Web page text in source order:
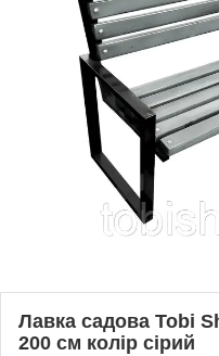
Лавка садова Tobi
200 см колір сірий